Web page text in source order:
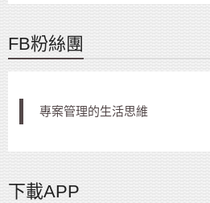
FB粉絲團
專案管理的生活思維
下載APP